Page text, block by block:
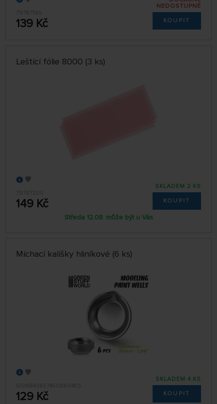
79787186
139 Kč
NEDOSTUPNÉ
KOUPIT
Leštící fólie 8000 (3 ks)
79787200
149 Kč
SKLADEM 2 KS
KOUPIT
Středa 12.08. může být u Vás
Míchací kalíšky hliníkové (6 ks)
GSW8436574508604ES
129 Kč
SKLADEM 4 KS
KOUPIT